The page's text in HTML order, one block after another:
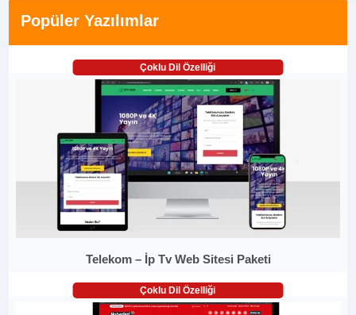
Popüler Yazılımlar
Çoklu Dil Özelliği
Telekom – İp Tv Web Sitesi Paketi
Çoklu Dil Özelliği